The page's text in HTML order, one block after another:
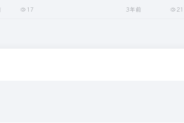
17 3年前 21